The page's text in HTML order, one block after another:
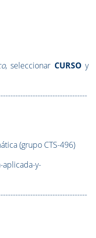
, seleccionar CURSOy
(grupo CTS-496)
y-